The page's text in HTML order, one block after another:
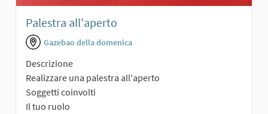
Palestra all'aperto
Gazebao della domenica
Descrizione
Realizzare una palestra all'aperto
Soggetti coinvolti
Il tuo ruolo